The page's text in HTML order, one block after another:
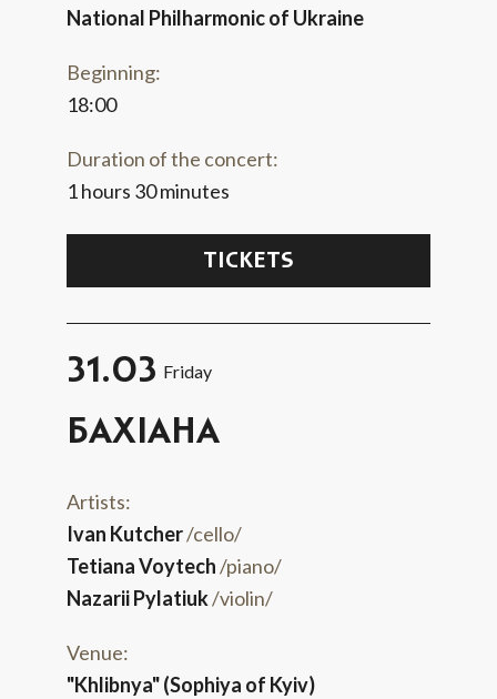
National Philharmonic of Ukraine
Beginning:
18:00
Duration of the concert:
1 hours 30 minutes
TICKETS
31.03 Friday
БАХІАНА
Artists:
Ivan Kutcher/cello/
Tetiana Voytech/piano/
Nazarii Pylatiuk/violin/
Venue:
"Khlibnya" (Sophiya of Kyiv)